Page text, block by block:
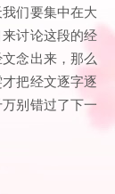
们要集中在大
讨论这段的经
念出来，那么
把经文逐字逐
别错过了下一